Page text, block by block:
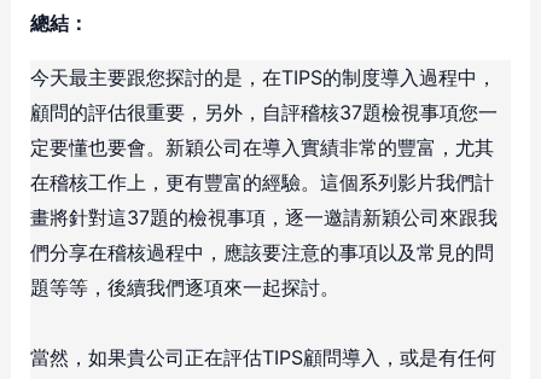
總結：
今天最主要跟您探討的是，在TIPS的制度導入過程中，
顧問的評估很重要，另外，自評稽核37題檢視事項您一
定要懂也要會。新穎公司在導入實績非常的豐富，尤其
在稽核工作上，更有豐富的經驗。這個系列影片我們計
畫將針對這37題的檢視事項，逐一邀請新穎公司來跟我
們分享在稽核過程中，應該要注意的事項以及常見的問
題等等，後續我們逐項來一起探討。
當然，如果貴公司正在評估TIPS顧問導入，或是有任何